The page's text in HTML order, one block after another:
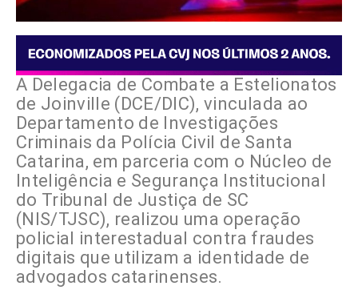
A Delegacia de Combate a Estelionatos
de Joinville (DCE/DIC), vinculada ao
Departamento de Investigações
Criminais da Polícia Civil de Santa
Catarina, em parceria com o Núcleo de
Inteligência e Segurança Institucional
do Tribunal de Justiça de SC
(NIS/TJSC), realizou uma operação
policial interestadual contra fraudes
digitais que utilizam a identidade de
advogados catarinenses.